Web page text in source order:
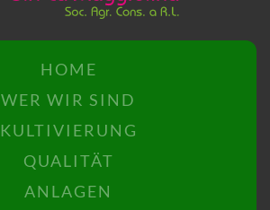
HOME
WER WIR SIND
KULTIVIERUNG
QUALITÄT
ANLAGEN